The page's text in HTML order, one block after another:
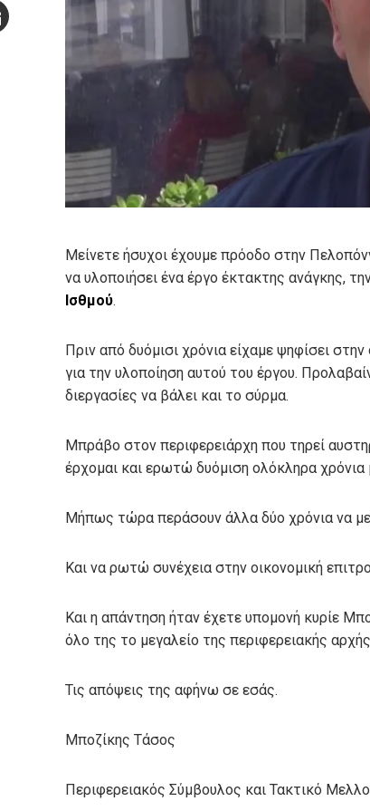
Μείνετε ήσυχοι έχουμε πρόοδο στην
να υλοποιήσει ένα έργο έκτακτης ανάγκης,
Ισθμού.
Πριν από δυόμισι χρόνια είχαμε ψηφίσει
για την υλοποίηση αυτού του έργου.
διεργασίες να βάλει και το σύρμα.
Μπράβο στον περιφερειάρχη που τηρεί
έρχομαι και ερωτώ δυόμιση ολόκληρα
Μήπως τώρα περάσουν άλλα δύο χρόνια να
Και να ρωτώ συνέχεια στην οικονομική
Και η απάντηση ήταν έχετε υπομονή κυρίε
όλο της το μεγαλείο της περιφερειακής
Τις απόψεις της αφήνω σε εσάς.
Μποζίκης Τάσος
Περιφερειακός Σύμβουλος και Τακτικό